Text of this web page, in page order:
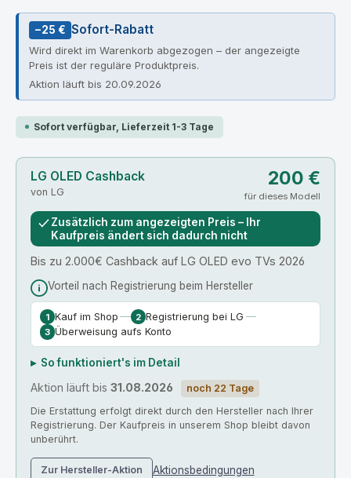
−25 € Sofort-Rabatt
Wird direkt im Warenkorb abgezogen – der angezeigte
Preis ist der reguläre Produktpreis.
Aktion läuft bis 20.09.2026
Sofort verfügbar, Lieferzeit 1-3 Tage
LG OLED Cashback
von LG
200 €
für dieses Modell
Zusätzlich zum angezeigten Preis – Ihr
Kaufpreis ändert sich dadurch nicht
Bis zu 2.000€ Cashback auf LG OLED evo TVs 2026
Vorteil nach Registrierung beim Hersteller
Kauf im Shop
Registrierung bei LG
Überweisung aufs Konto
So funktioniert's im Detail
Aktion läuft bis 31.08.2026
noch 22 Tage
Die Erstattung erfolgt direkt durch den Hersteller nach Ihrer
Registrierung. Der Kaufpreis in unserem Shop bleibt davon
unberührt.
Zur Hersteller-Aktion Aktionsbedingungen